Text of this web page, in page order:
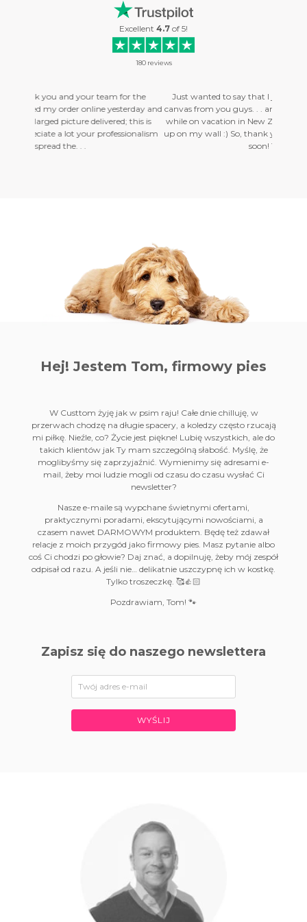
Excellent 4.7 of 5!
180 reviews
for the
and
this is
Just wanted to say that I just recieved my first photo on
canvas from you guys. . . and I love it! It was a picture I took
while on vacation in New Zealand, and I can't wait to get it
up on my wall :) So, thank you very much, I will order more
Hej! Jestem Tom, firmowy pies
W Custtom żyję jak w psim raju! Całe dnie chilluję, w
przerwach chodzę na długie spacery, a koledzy często rzucają
mi piłkę. Nieźle, co? Życie jest piękne! Lubię wszystkich, ale do
takich klientów jak Ty mam szczególną słabość. Myślę, że
moglibyśmy się zaprzyjaźnić. Wymienimy się adresami e-
mail, żeby moi ludzie mogli od czasu do czasu wysłać Ci
newsletter?
Nasze e-maile są wypchane świetnymi ofertami,
praktycznymi poradami, ekscytującymi nowościami, a
czasem nawet DARMOWYM produktem. Będę też zdawał
relacje z moich przygód jako firmowy pies. Masz pytanie albo
coś Ci chodzi po głowie? Daj znać, a dopilnuję, żeby mój zespół
odpisał od razu. A jeśli nie… delikatnie uszczypnę ich w kostkę.
Tylko troszeczkę. 🥰👍🏻
Pozdrawiam, Tom! 🐾
Zapisz się do naszego newslettera
WYŚLIJ